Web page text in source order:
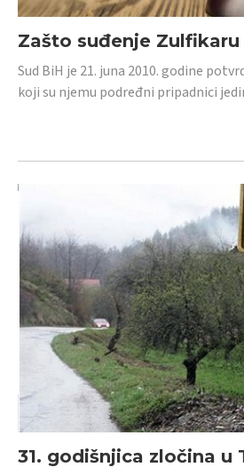
Zašto suđenje
Sud BiH je 21. juna 2010. godine
koji su njemu podređni pripadnici
31. godišnjica zločina u